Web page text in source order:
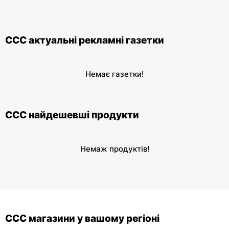
CCC актуальні рекламні газетки
Немає газетки!
CCC найдешевші продукти
Немаж продуктів!
CCC магазини у вашому регіоні